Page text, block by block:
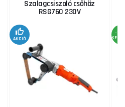
Szalagcsiszoló csőhöz
RSG760 230V
AKCIÓ
-3